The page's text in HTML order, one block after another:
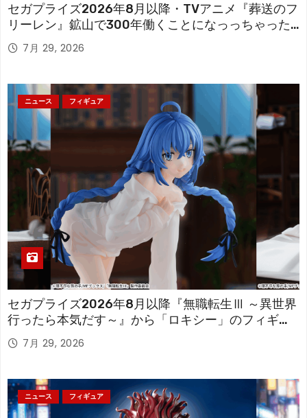
セガプライズ2026年8月以降・TVアニメ『葬送のフ
リーレン』鉱山で300年働くことになっっちゃった
「フリーレン」を立体化！
7月 29, 2026
ニュース フィギュア
セガプライズ2026年8月以降『無職転生Ⅲ ～異世界
行ったら本気だす～』から「ロキシー」のフィギュ
アが登場！
7月 29, 2026
ニュース フィギュア